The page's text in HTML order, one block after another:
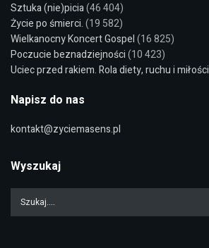
Sztuka (nie)picia(46 404)
Życie po śmierci.(19 582)
Wielkanocny Koncert Gospel(16 825)
Poczucie beznadziejności(10 423)
Uciec przed rakiem. Rola diety, ruchu i miłości
Napisz do nas
kontakt@zyciemasens.pl
Wyszukaj